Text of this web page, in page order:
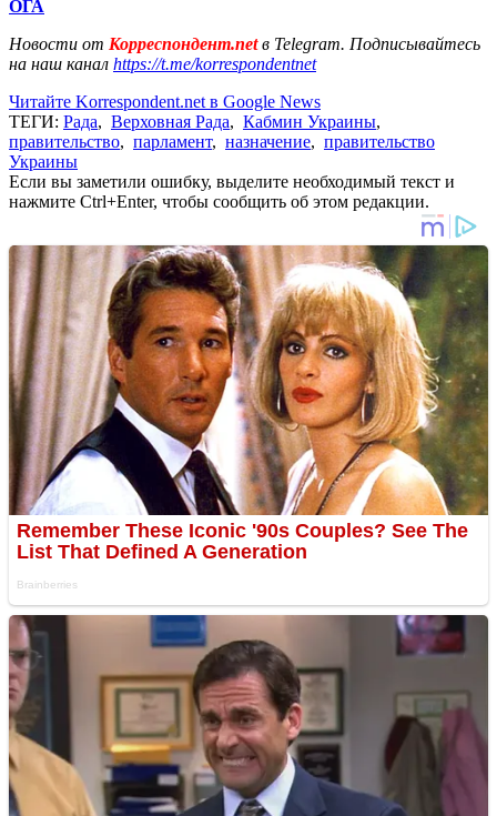
ОГА
Новости от Корреспондент.netв Telegram. Подписывайтесь
на наш канал https://t.me/korrespondentnet
Читайте Korrespondent.net в Google News
ТЕГИ: Рада, Верховная Рада, Кабмин Украины,
правительство, парламент, назначение, правительство
Украины
Если вы заметили ошибку, выделите необходимый текст и
нажмите Ctrl+Enter, чтобы сообщить об этом редакции.